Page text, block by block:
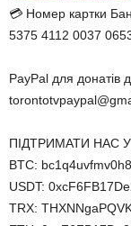
💳 Номер картки
5375 4112 0037
PayPal для донатів
ПІДТРИМАТИ НАС
BTC:
USDT:
TRX: